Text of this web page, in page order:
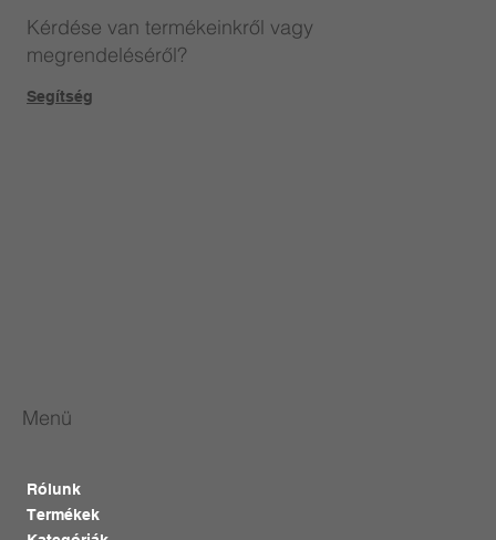
Kérdése van termékeinkről vagy
megrendeléséről?
Segítség
Menü
Rólunk
Termékek